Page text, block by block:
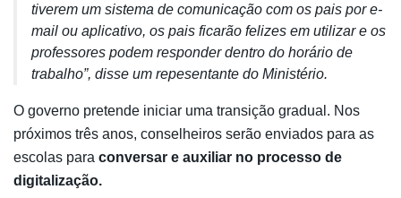
tiverem um sistema de comunicação com os pais por e-
mail ou aplicativo, os pais ficarão felizes em utilizar e os
professores podem responder dentro do horário de
trabalho”, disse um repesentante do Ministério.
O governo pretende iniciar uma transição gradual. Nos
próximos três anos, conselheiros serão enviados para as
escolas para conversar e auxiliar no processo de
digitalização.